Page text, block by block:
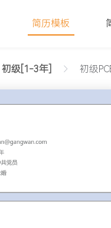
简历模板
初级[1-3年] 初级